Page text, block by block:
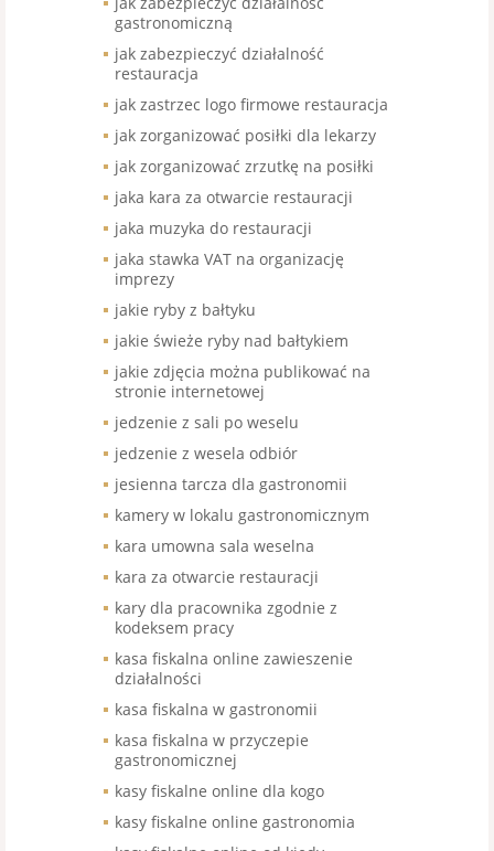
gastronomiczną
jak zabezpieczyć działalność
restauracja
jak zastrzec logo firmowe restauracja
jak zorganizować posiłki dla lekarzy
jak zorganizować zrzutkę na posiłki
jaka kara za otwarcie restauracji
jaka muzyka do restauracji
jaka stawka VAT na organizację
imprezy
jakie ryby z bałtyku
jakie świeże ryby nad bałtykiem
jakie zdjęcia można publikować na
stronie internetowej
jedzenie z sali po weselu
jedzenie z wesela odbiór
jesienna tarcza dla gastronomii
kamery w lokalu gastronomicznym
kara umowna sala weselna
kara za otwarcie restauracji
kary dla pracownika zgodnie z
kodeksem pracy
kasa fiskalna online zawieszenie
działalności
kasa fiskalna w gastronomii
kasa fiskalna w przyczepie
gastronomicznej
kasy fiskalne online dla kogo
kasy fiskalne online gastronomia